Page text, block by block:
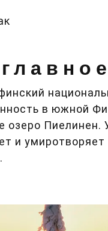
в южной
озеро
и